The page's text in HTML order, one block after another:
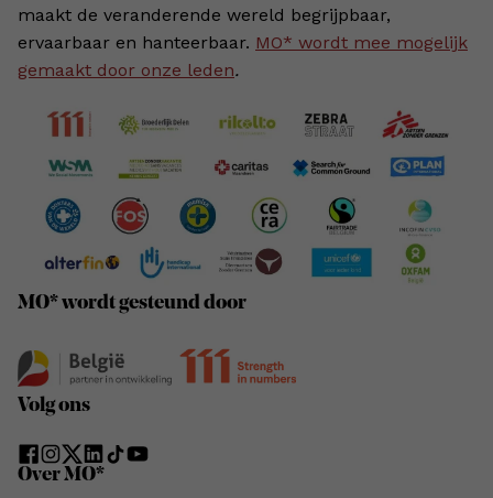
maakt de veranderende wereld begrijpbaar,
ervaarbaar en hanteerbaar. MO* wordt mee mogelijk
gemaakt door onze leden.
MO* wordt gesteund door
Volg ons
Over MO*